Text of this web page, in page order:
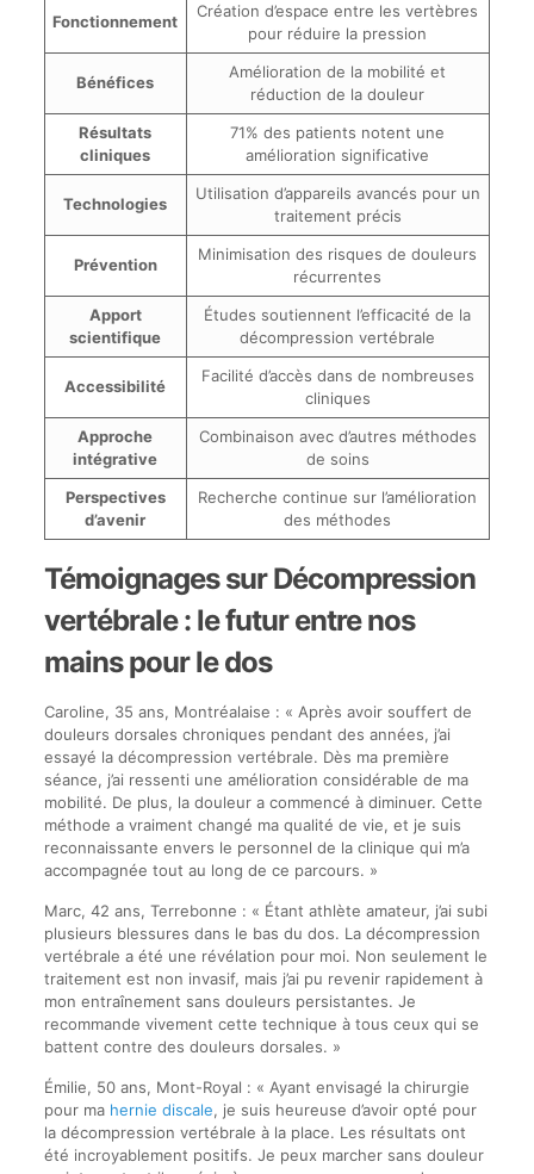
Fonctionnement
Création d’espace entre les vertèbres
pour réduire la pression
Bénéfices
Amélioration de la mobilité et
réduction de la douleur
Résultats
cliniques
71% des patients notent une
amélioration significative
Technologies
Utilisation d’appareils avancés pour un
traitement précis
Prévention
Minimisation des risques de douleurs
récurrentes
Apport
scientifique
Études soutiennent l’efficacité de la
décompression vertébrale
Accessibilité
Facilité d’accès dans de nombreuses
cliniques
Approche
intégrative
Combinaison avec d’autres méthodes
de soins
Perspectives
d’avenir
Recherche continue sur l’amélioration
des méthodes
Témoignages sur Décompression
vertébrale : le futur entre nos
mains pour le dos
Caroline, 35 ans, Montréalaise : « Après avoir souffert de
douleurs dorsales chroniques pendant des années, j’ai
essayé la décompression vertébrale. Dès ma première
séance, j’ai ressenti une amélioration considérable de ma
mobilité. De plus, la douleur a commencé à diminuer. Cette
méthode a vraiment changé ma qualité de vie, et je suis
reconnaissante envers le personnel de la clinique qui m’a
accompagnée tout au long de ce parcours. »
Marc, 42 ans, Terrebonne : « Étant athlète amateur, j’ai subi
plusieurs blessures dans le bas du dos. La décompression
vertébrale a été une révélation pour moi. Non seulement le
traitement est non invasif, mais j’ai pu revenir rapidement à
mon entraînement sans douleurs persistantes. Je
recommande vivement cette technique à tous ceux qui se
battent contre des douleurs dorsales. »
Émilie, 50 ans, Mont-Royal : « Ayant envisagé la chirurgie
pour ma hernie discale, je suis heureuse d’avoir opté pour
la décompression vertébrale à la place. Les résultats ont
été incroyablement positifs. Je peux marcher sans douleur